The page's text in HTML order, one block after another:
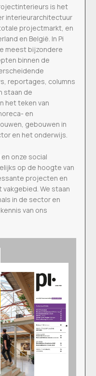
is het
interieurarchitectuur
projectmarkt, en
en België. In Pi
meest bijzondere
binnen de
reportages, columns
staan de
het teken van
en
gebouwen in
en het onderwijs.
en onze social
op de hoogte van
projecten en
We staan
in de sector en
van ons